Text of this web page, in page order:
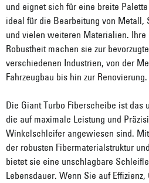
und eignet sich für eine breite
ideal für die Bearbeitung von Metall,
und vielen weiteren Materialien. Ihre
Robustheit machen sie zur
verschiedenen Industrien, von der
Fahrzeugbau bis hin zur Renovierung.
Die Giant Turbo Fiberscheibe ist das
die auf maximale Leistung und
Winkelschleifer angewiesen sind.
der robusten Fibermaterialstruktur
bietet sie eine unschlagbare
Lebensdauer. Wenn Sie auf